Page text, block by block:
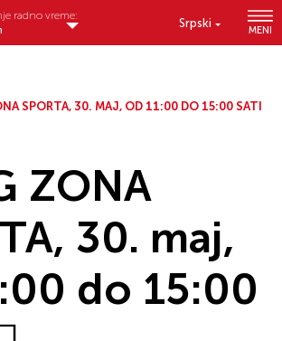
Srpski
MENI
radno vreme:
SPORTA, 30. MAJ, OD 11:00 DO 15:00 SATI
ZONA
30. maj,
do 15:00